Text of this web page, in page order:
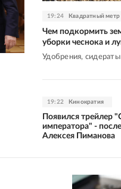
19:24 Квадратный метр
Чем подкормить
уборки чеснока и
Удобрения,
19:22 Кинократия
Появился трейлер
императора" -
Алексея Пиманова